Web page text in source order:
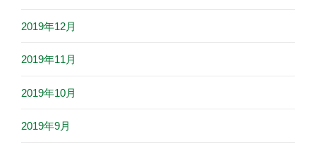
2019年12月
2019年11月
2019年10月
2019年9月